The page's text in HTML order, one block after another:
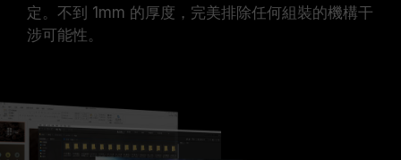
定。不到 1mm 的厚度，完美排除任何組裝的機構干
涉可能性。